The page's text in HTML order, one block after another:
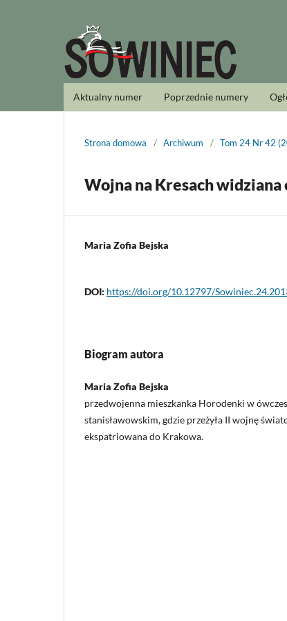
Aktualny numer Poprzednie numery
Strona domowa / Archiwum / Tom 24 Nr 42
Wojna na Kresach widziana
Maria Zofia Bejska
DOI: https://doi.org/10.12797/
Biogram autora
Maria Zofia Bejska
przedwojenna mieszkanka Horodenki w
stanisławowskim, gdzie przeżyła II wojnę
ekspatriowana do Krakowa.